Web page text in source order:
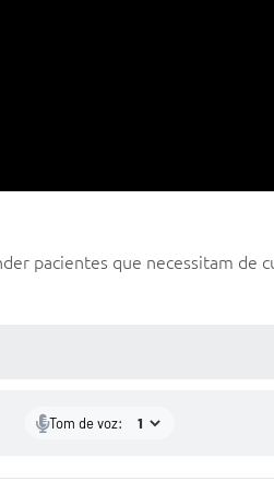
pacientes que necessitam de
Tom de voz: